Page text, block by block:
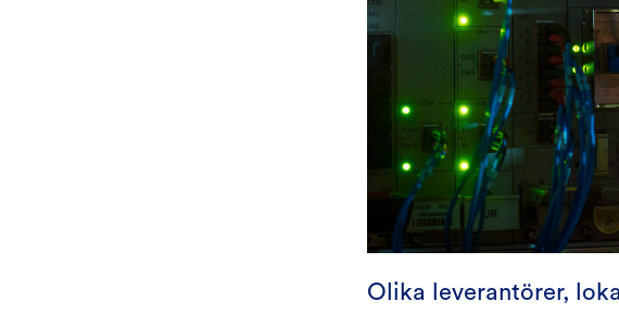
Olika leverantörer,